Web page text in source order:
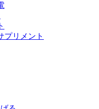
プリメント